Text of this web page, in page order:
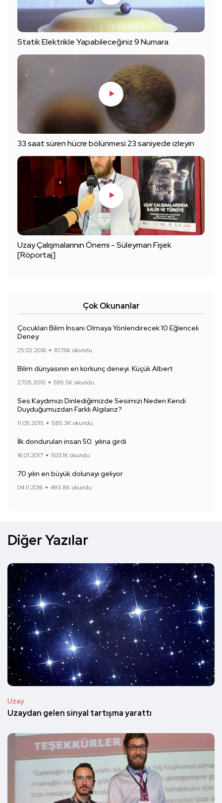
Statik Elektrikle Yapabileceğiniz 9 Numara
33 saat süren hücre bölünmesi 23 saniyede izleyin
Uzay Çalışmalarının Önemi - Süleyman Fişek
[Röportaj]
Çok Okunanlar
Çocukları Bilim İnsanı Olmaya Yönlendirecek 10 Eğlenceli
Deney
25.02.2016 817.6K okundu.
Bilim dünyasının en korkunç deneyi: Küçük Albert
27.05.2015 595.5K okundu.
Ses Kaydımızı Dinlediğimizde Sesimizi Neden Kendi
Duyduğumuzdan Farklı Algılarız?
11.05.2015 585.3K okundu.
İlk dondurulan insan 50. yılına girdi
16.01.2017 503.1K okundu.
70 yılın en büyük dolunayı geliyor
04.11.2016 493.8K okundu.
Diğer Yazılar
Uzay
Uzaydan gelen sinyal tartışma yarattı